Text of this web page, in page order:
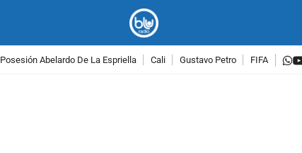
Posesión Abelardo De La Espriella Cali Gustavo Petro FIFA